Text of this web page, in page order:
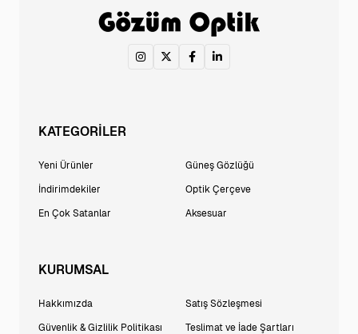
KATEGORİLER
Yeni Ürünler
İndirimdekiler
En Çok Satanlar
Güneş Gözlüğü
Optik Çerçeve
Aksesuar
KURUMSAL
Hakkımızda
Güvenlik & Gizlilik Politikası
Satış Sözleşmesi
Teslimat ve İade Şartları